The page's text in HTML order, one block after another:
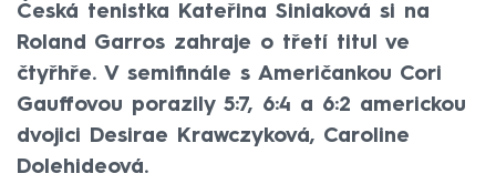
Česká tenistka Kateřina Siniaková si na
Roland Garros zahraje o třetí titul ve
čtyřhře. V semifinále s Američankou Cori
Gauffovou porazily 5:7, 6:4 a 6:2 americkou
dvojici Desirae Krawczyková, Caroline
Dolehideová.